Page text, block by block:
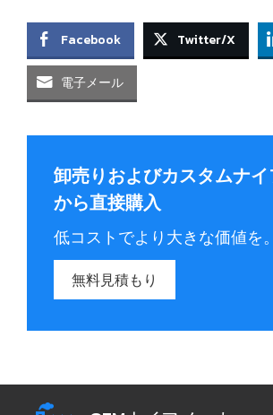
Facebook Twitter/X
電子メール
卸売りおよびカスタムナ
から直接購入
低コストでより大きな価値を。
無料見積もり